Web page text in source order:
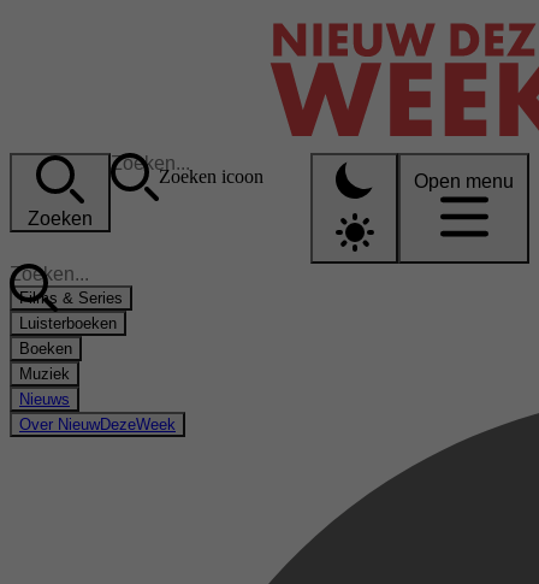
Zoeken
Zoeken icoon Open menu
Films & Series
Luisterboeken
Boeken
Muziek
Nieuws
Over NieuwDezeWeek